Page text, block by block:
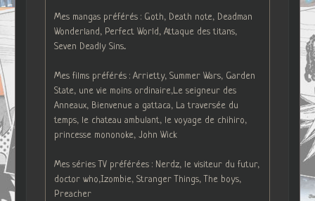
Mes mangas préférés : Goth, Death note, Deadman
Wonderland, Perfect World, Attaque des titans,
Seven Deadly Sins...
Mes films préférés : Arrietty, Summer Wars, Garden
State, une vie moins ordinaire,Le seigneur des
Anneaux, Bienvenue a gattaca, La traversée du
temps, le chateau ambulant, le voyage de chihiro,
princesse mononoke, John Wick
Mes séries TV préférées : Nerdz, le visiteur du futur,
doctor who,Izombie, Stranger Things, The boys,
Preacher